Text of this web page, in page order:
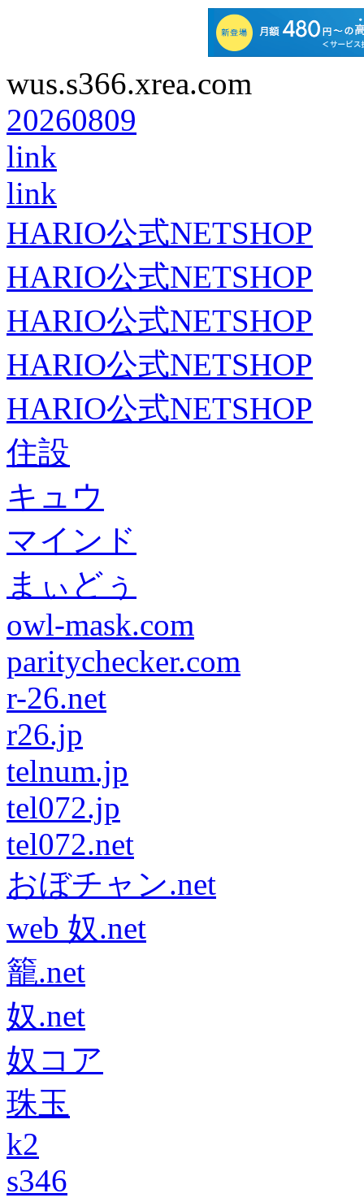
wus.s366.xrea.com
20260809
link
link
HARIO公式NETSHOP
HARIO公式NETSHOP
HARIO公式NETSHOP
HARIO公式NETSHOP
HARIO公式NETSHOP
住設
キュウ
マインド
まぃどぅ
owl-mask.com
paritychecker.com
r-26.net
r26.jp
telnum.jp
tel072.jp
tel072.net
おぼチャン.net
web 奴.net
籠.net
奴.net
奴コア
珠玉
k2
s346